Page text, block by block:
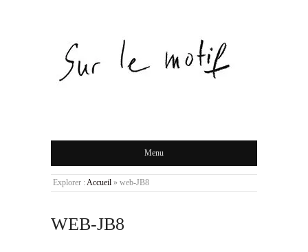
Menu
Explorer : Accueil » web-JB8
WEB-JB8